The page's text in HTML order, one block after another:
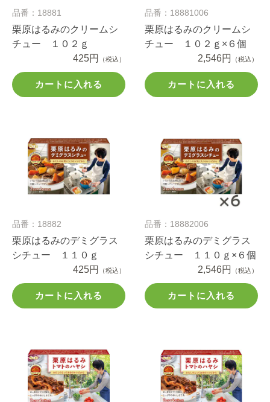
品番：18881
栗原はるみのクリームシ
チュー １０２ｇ
425円
（税込）
カートに入れる
品番：18881006
栗原はるみのクリームシ
チュー １０２ｇ×６個
2,546円
（税込）
カートに入れる
品番：18882
栗原はるみのデミグラス
シチュー １１０ｇ
425円
（税込）
カートに入れる
品番：18882006
栗原はるみのデミグラス
シチュー １１０ｇ×６個
2,546円
（税込）
カートに入れる